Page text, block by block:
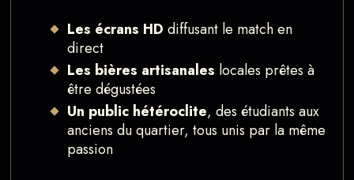
Les écrans HD diffusant le match en
direct
Les bières artisanales locales prêtes à
être dégustées
Un public hétéroclite, des étudiants aux
anciens du quartier, tous unis par la même
passion